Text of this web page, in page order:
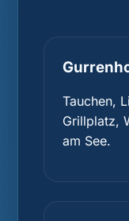
Tauchen,
Grillplatz,
am See.